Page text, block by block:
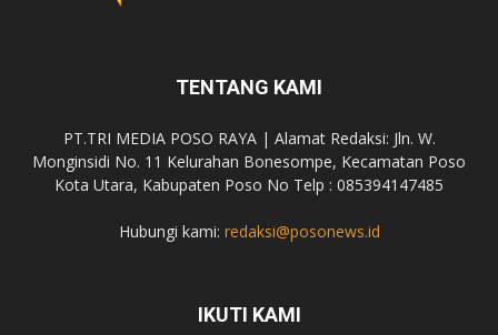
TENTANG KAMI
PT.TRI MEDIA POSO RAYA | Alamat Redaksi: Jln. W.
Monginsidi No. 11 Kelurahan Bonesompe, Kecamatan Poso
Kota Utara, Kabupaten Poso No Telp : 085394147485
Hubungi kami: redaksi@posonews.id
IKUTI KAMI